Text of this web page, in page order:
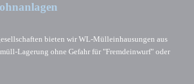
bieten wir WL-Mülleinhausungen aus
Lagerung ohne Gefahr für "Fremdeinwurf" oder